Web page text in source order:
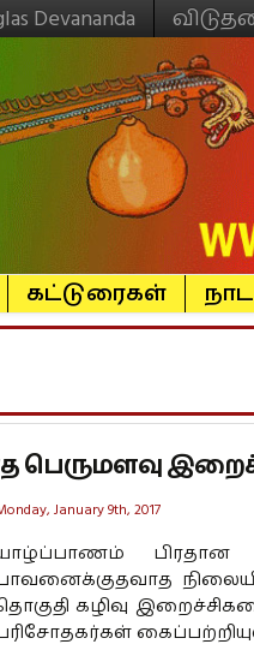
Devananda
கட்டுரைகள்
January 9th, 2017
பிரதான
கழிவு